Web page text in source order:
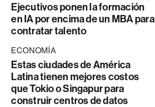
Ejecutivos ponen la formación
en IA por encima de un MBA para
contratar talento
ECONOMÍA
Estas ciudades de América
Latina tienen mejores costos
que Tokio o Singapur para
construir centros de datos